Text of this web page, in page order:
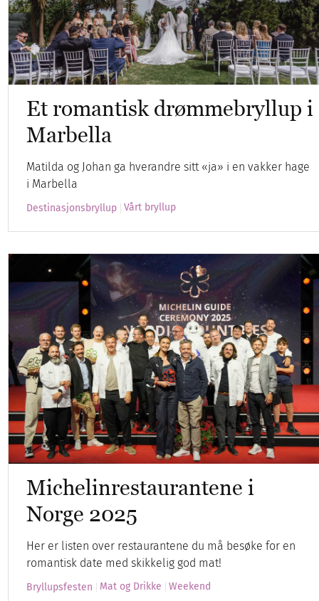
Et romantisk drømmebryllup i
Marbella
Matilda og Johan ga hverandre sitt «ja» i en vakker hage
i Marbella
Destinasjonsbryllup Vårt bryllup
Michelinrestaurantene i
Norge 2025
Her er listen over restaurantene du må besøke for en
romantisk date med skikkelig god mat!
Bryllupsfesten Mat og Drikke Weekend